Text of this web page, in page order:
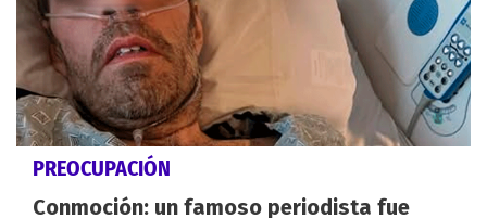
PREOCUPACIÓN
Conmoción: un famoso periodista fue